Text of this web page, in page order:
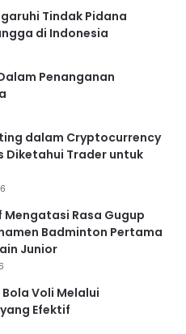
Tindak Pidana
di Indonesia
Penanganan
dalam Cryptocurrency
Diketahui Trader untuk
Mengatasi Rasa Gugup
Badminton Pertama
Junior
Voli Melalui
Efektif